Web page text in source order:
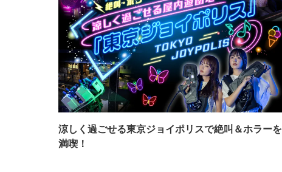
涼しく過ごせる東京ジョイポリスで絶叫＆ホラーを
満喫！